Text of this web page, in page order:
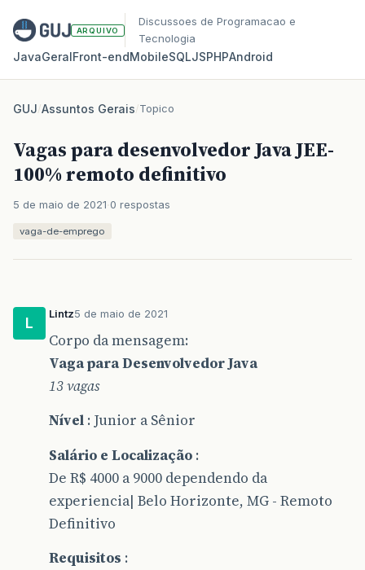
ARQUIVO
Discussoes de Programacao e
Tecnologia
JavaGeralFront‑endMobileSQLJSPHPAndroid
GUJ/Assuntos Gerais/Topico
Vagas para desenvolvedor Java JEE-
100% remoto definitivo
5 de maio de 2021 0 respostas
vaga-de-emprego
L
Lintz5 de maio de 2021
Corpo da mensagem:
Vaga para Desenvolvedor Java
13 vagas
Nível : Junior a Sênior
Salário e Localização :
De R$ 4000 a 9000 dependendo da
experiencia| Belo Horizonte, MG - Remoto
Definitivo
Requisitos :